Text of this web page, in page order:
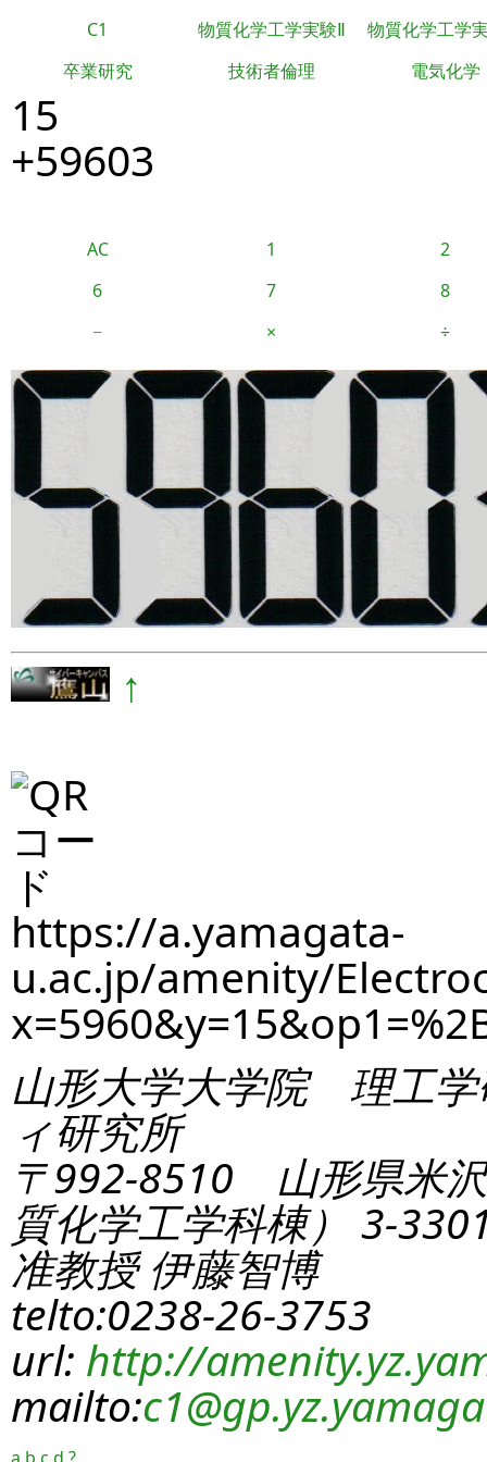
C1 物質化学工学実験Ⅱ
物質化学工学
卒業研究
技術者倫理 電気化学
15
+59603
AC 1
2
6
7
8
−
× ÷
↑
https://a.yamagata-
u.ac.jp/amenity/
山形大学大学院 理工学
ィ研究所
〒992-8510 山形県米
質化学工学科棟） 3-
准教授 伊藤智博
telto:0238-26-3753
url: http://
mailto:c1